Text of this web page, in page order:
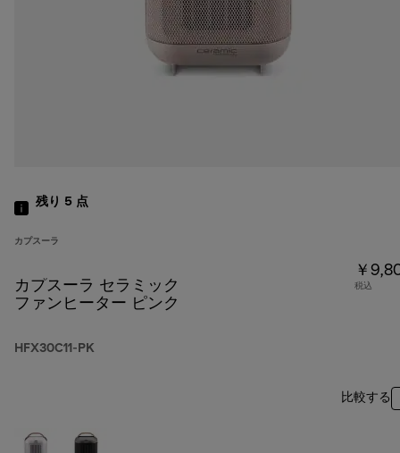
残り 5 点
カプスーラ
カプスーラ セラミック
ファンヒーター ピンク
HFX30C11-PK
￥
税込
比較する